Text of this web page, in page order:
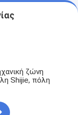
ζώνη
Shijie, πόλη